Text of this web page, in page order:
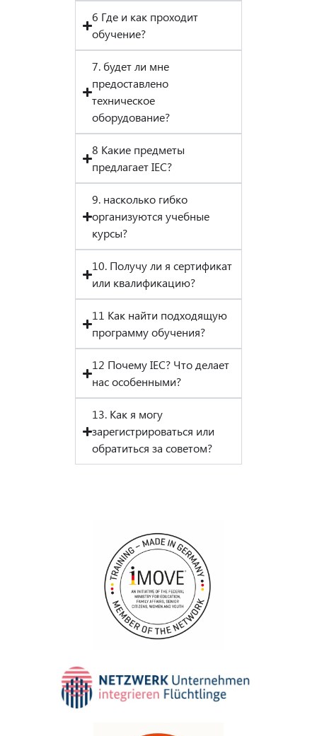
6 Где и как проходит
обучение?
7. будет ли мне
предоставлено
техническое
оборудование?
8 Какие предметы
предлагает IEC?
9. насколько гибко
организуются учебные
курсы?
10. Получу ли я сертификат
или квалификацию?
11 Как найти подходящую
программу обучения?
12 Почему IEC? Что делает
нас особенными?
13. Как я могу
зарегистрироваться или
обратиться за советом?